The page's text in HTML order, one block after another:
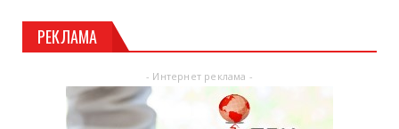
РЕКЛАМА
- Интернет реклама -